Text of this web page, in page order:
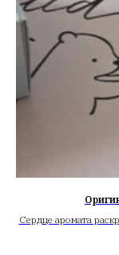
Сердце аромата